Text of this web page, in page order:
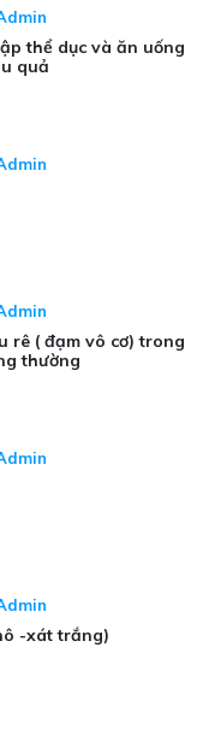
thể dục và ăn uống
quả
rê ( đạm vô cơ) trong
thường
-xát trắng)